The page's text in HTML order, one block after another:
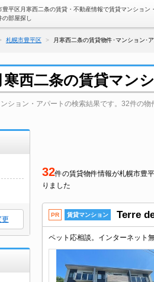
豊平区月寒西二条の賃貸・不動産情報で賃貸マンション
の部屋探し
札幌市豊平区 月寒西二条の賃貸物件･マンション･
寒西二条の賃貸マン
ション・アパートの検索結果です。32件の
更
32件の賃貸物件情報が札幌市豊
りました
PR 賃貸マンション Terre